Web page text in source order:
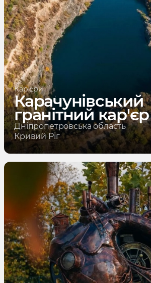
Кар'єри
Карачунівський
гранітний кар'єр
Дніпропетровська область
Кривий Ріг